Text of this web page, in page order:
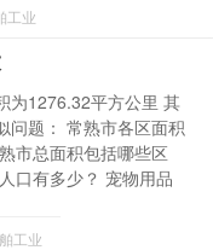
工业
为1276.32平方公里 其
问题： 常熟市各区面积
市总面积包括哪些区
口有多少？ 宠物用品
工业